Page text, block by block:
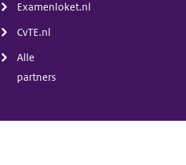
Examenloket.nl
CvTE.nl
Alle
partners